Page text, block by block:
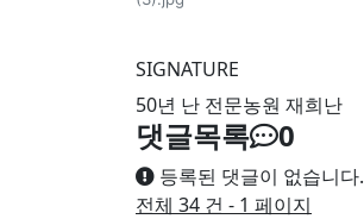
SIGNATURE
50년 난 전문농원 재희난
댓글목록 0
등록된 댓글이 없습니다.
전체 34 건 - 1 페이지